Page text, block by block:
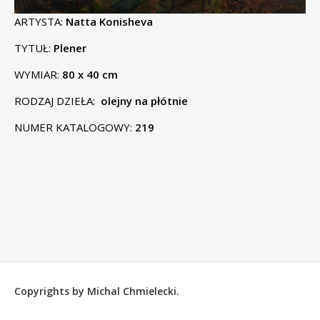
ARTYSTA: Natta Konisheva
TYTUŁ: Plener
WYMIAR: 80 x 40 cm
RODZAJ DZIEŁA: olejny na płótnie
NUMER KATALOGOWY: 219
Copyrights by Michal Chmielecki.